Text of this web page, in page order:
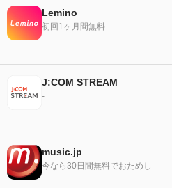
Lemino
初回1ヶ月間無料
J:COM STREAM
-
music.jp
今なら30日間無料でおためし